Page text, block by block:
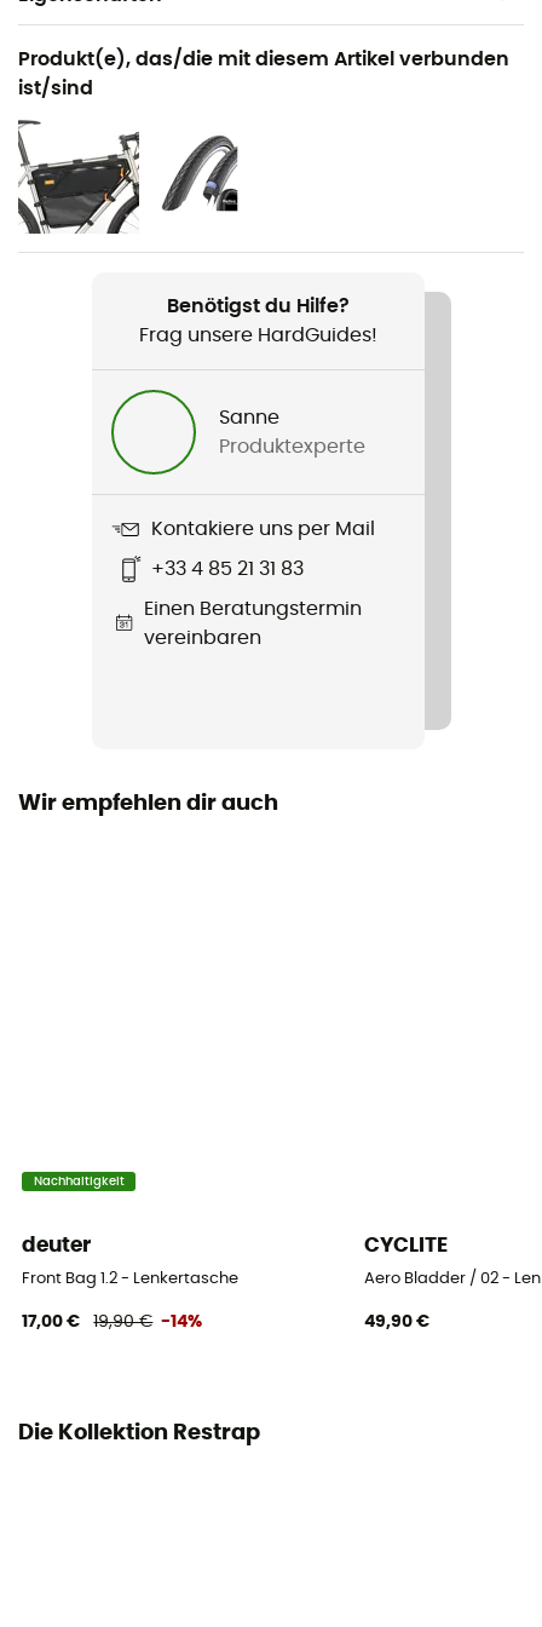
Geeignet für
Radsport
Geschlecht
Herren / Damen
Gewicht
86 g
Race Stem Bag
Wasserdichtigkeit
Verschlusssystem
Reißverschluss
Produkt(e), das/die mit diesem Artikel verbunden
ist/sind
Benötigst du Hilfe?
Frag unsere HardGuides!
Sanne
Produktexperte
Kontakiere uns per Mail
+33 4 85 21 31 83
Einen Beratungstermin
vereinbaren
Wir empfehlen dir auch
Nachhaltigkeit
deuter
Front Bag 1.2 - Lenkertasche
17,00 € 19,90 € -14%
CYCLITE
Aero Bladder / 02 -
49,90 €
Die Kollektion Restrap